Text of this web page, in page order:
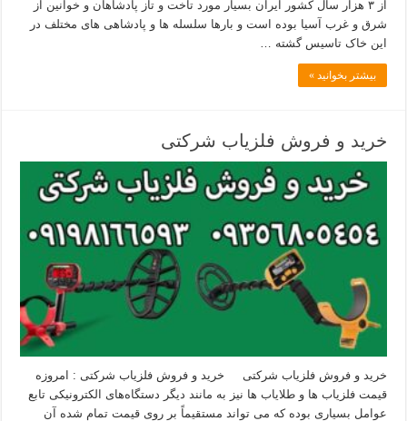
از ۳ هزار سال کشور ایران بسیار مورد تاخت و تاز پادشاهان و خوانین از
شرق و غرب آسیا بوده است و بارها سلسله ها و پادشاهی های مختلف در
این خاک تاسیس گشته …
بیشتر بخوانید »
خرید و فروش فلزیاب شرکتی
خرید و فروش فلزیاب شرکتی خرید و فروش فلزیاب شرکتی : امروزه
قیمت فلزیاب ها و طلایاب ها نیز به مانند دیگر دستگاه‌های الکترونیکی تابع
عوامل بسیاری بوده که می تواند مستقیماً بر روی قیمت تمام شده آن